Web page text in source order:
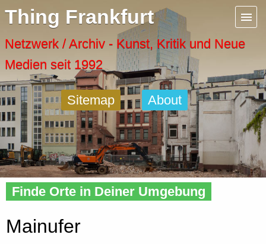
Thing Frankfurt
Netzwerk / Archiv - Kunst, Kritik und Neue
Medien seit 1992
Sitemap About
Home»Tags» Mainufer
Finde Orte in Deiner Umgebung
Mainufer
Menu
Artspaces
Cool Places
Frankfurt Diary
Activity
Recent Posts